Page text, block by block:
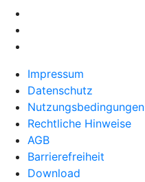
Impressum
Datenschutz
Nutzungsbedingungen
Rechtliche Hinweise
AGB
Barrierefreiheit
Download